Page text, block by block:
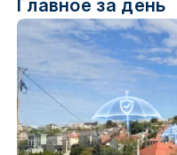
Главное за день